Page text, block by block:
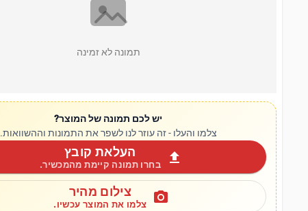
תמונה לא זמינה
יש לכם תמונה של המוצר?
צלמו והעלו - זה עוזר לנו לשפר את התמונות וההשוואות.
upload העלאת קובץ
בחרו תמונה קיימת מהמכשיר.
photo_camera צילום מהיר
צלמו את המוצר עכשיו.